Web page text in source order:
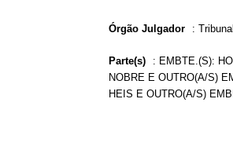
Órgão Julgador :
Parte(s) : EMBTE.(S):
NOBRE E OUTRO(A/S)
HEIS E OUTRO(A/S)